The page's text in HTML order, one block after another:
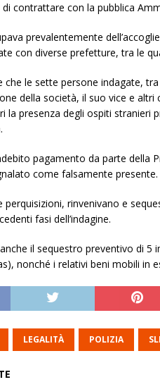
contrattare con la pubblica
prevalentemente
con diverse prefetture, tra le
che le sette persone indagate,
della società, il suo vice e
la presenza degli ospiti stranieri
pagamento da parte della
come falsamente presente.
perquisizioni, rinvenivano e
fasi dell’indagine.
il sequestro preventivo di 5
nonché i relativi beni mobili in
LEGALITÀ POLIZIA